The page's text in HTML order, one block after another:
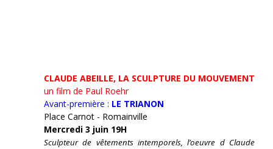
CLAUDE ABEILLE, LA SCULPTURE DU MOUVEMENT
un film de Paul Roehr
Avant-première : LE TRIANON
Place Carnot - Romainville
Mercredi 3 juin 19H
Sculpteur de vêtements intemporels, l’oeuvre d Claude